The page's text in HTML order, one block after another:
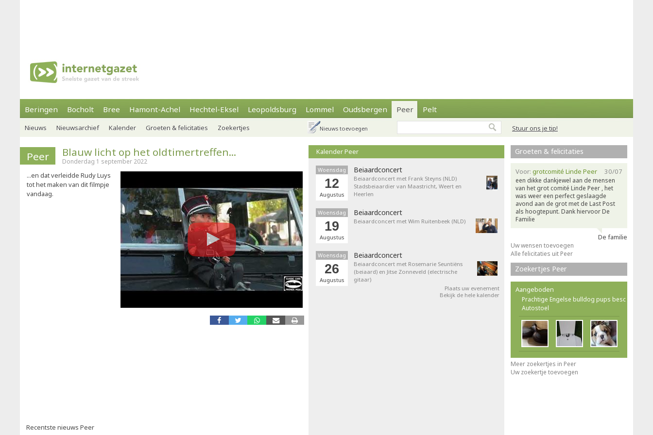
Beringen Bocholt Bree Hamont-Achel Hechtel-Eksel Leopoldsburg Lommel Oudsbergen Peer Pelt
Stuur ons je tip!
Nieuws Nieuwsarchief Kalender Groeten & felicitaties Zoekertjes Nieuws toevoegen
Peer Blauw licht op het oldtimertreffen...
Donderdag 1 september 2022
...en dat verleidde Rudy Luys
tot het maken van dit filmpje
vandaag.
Recentste nieuws Peer
Kalender Peer
Woensdag
12
Augustus
Beiaardconcert
Beiaardconcert met Frank Steyns (NLD)
Stadsbeiaardier van Maastricht, Weert en
Heerlen
Woensdag
19
Augustus
Beiaardconcert
Beiaardconcert met Wim Ruitenbeek (NLD)
Woensdag
26
Augustus
Beiaardconcert
Beiaardconcert met Rosemarie Seuntiëns
(beiaard) en Jitse Zonneveld (electrische
gitaar)
Plaats uw evenement
Bekijk de hele kalender
Groeten & felicitaties
30/07
Voor: grotcomité Linde Peer
een dikke dankjewel aan de mensen
van het grot comité Linde Peer , het
was weer een perfect geslaagde
avond aan de grot met de Last Post
als hoogtepunt. Dank hiervoor De
Familie
De familie
Uw wensen toevoegen
Alle felicitaties uit Peer
Zoekertjes Peer
Aangeboden
Prachtige Engelse bulldog pups besc
Autostoel
Meer zoekertjes in Peer
Uw zoekertje toevoegen